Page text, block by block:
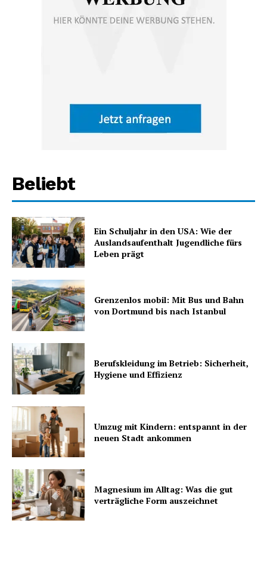
Beliebt
Ein Schuljahr in den USA: Wie der
Auslandsaufenthalt Jugendliche fürs
Leben prägt
Grenzenlos mobil: Mit Bus und Bahn
von Dortmund bis nach Istanbul
Berufskleidung im Betrieb: Sicherheit,
Hygiene und Effizienz
Umzug mit Kindern: entspannt in der
neuen Stadt ankommen
Magnesium im Alltag: Was die gut
verträgliche Form auszeichnet